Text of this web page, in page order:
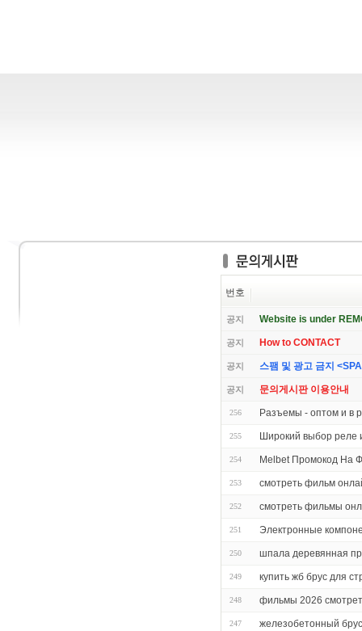
번호
공지 Website is under
공지 How to CONTACT
공지 스팸 및 광고 금지
공지 문의게시판 이용안내
256 Разъемы - оптом и в
255 Широкий выбор реле
254 Melbet Промокод На
253 смотреть фильм
252 смотреть фильмы
251 Электронные
250 шпала деревянная
249 купить жб брус для
248 фильмы 2026
247 железобетонный